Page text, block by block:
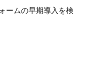
ームの早期導入を検